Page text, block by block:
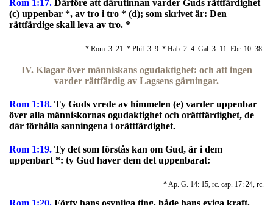
Rom 1:17. Därföre att därutinnan varder Guds rättfärdighet
(c) uppenbar *, av tro i tro * (d); som skrivet är: Den
rättfärdige skall leva av tro. *
* Rom. 3: 21. * Phil. 3: 9. * Hab. 2: 4. Gal. 3: 11. Ebr. 10: 38.
IV. Klagar över människans ogudaktighet: och att ingen
varder rättfärdig av Lagsens gärningar.
Rom 1:18. Ty Guds vrede av himmelen (e) varder uppenbar
över alla människornas ogudaktighet och orättfärdighet, de
där förhålla sanningena i orättfärdighet.
Rom 1:19. Ty det som förstås kan om Gud, är i dem
uppenbart *: ty Gud haver dem det uppenbarat:
* Ap. G. 14: 15, rc. cap. 17: 24, rc.
Rom 1:20. Förty hans osynliga ting, både hans eviga kraft,